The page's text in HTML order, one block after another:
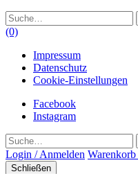
Suche
(0)
Impressum
Datenschutz
Cookie-Einstellungen
Facebook
Instagram
Suche
Login / Anmelden Warenkorb
Schließen